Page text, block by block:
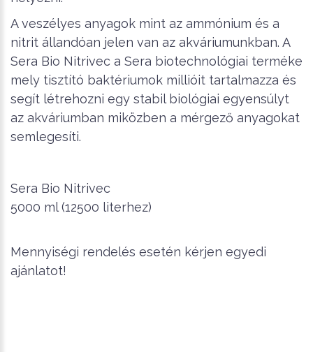
A veszélyes anyagok mint az ammónium és a
nitrit állandóan jelen van az akváriumunkban. A
Sera Bio Nitrivec a Sera biotechnológiai terméke
mely tisztító baktériumok millióit tartalmazza és
segít létrehozni egy stabil biológiai egyensúlyt
az akváriumban miközben a mérgező anyagokat
semlegesíti.
Sera Bio Nitrivec
5000 ml (12500 literhez)
Mennyiségi rendelés esetén kérjen egyedi
ajánlatot!